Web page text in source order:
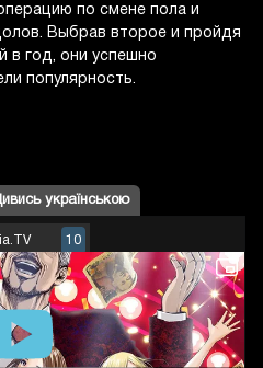
по смене пола и
Выбрав второе и пройдя
в год, они успешно
популярность.
українською
10